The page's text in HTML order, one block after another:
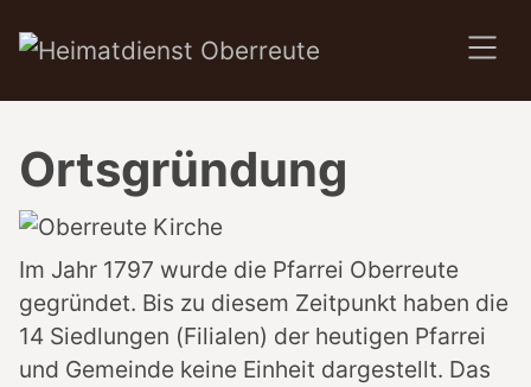
SKIP TO MAIN CONTENT
Ortsgründung
Im Jahr 1797 wurde die Pfarrei Oberreute
gegründet. Bis zu diesem Zeitpunkt haben die
14 Siedlungen (Filialen) der heutigen Pfarrei
und Gemeinde keine Einheit dargestellt. Das